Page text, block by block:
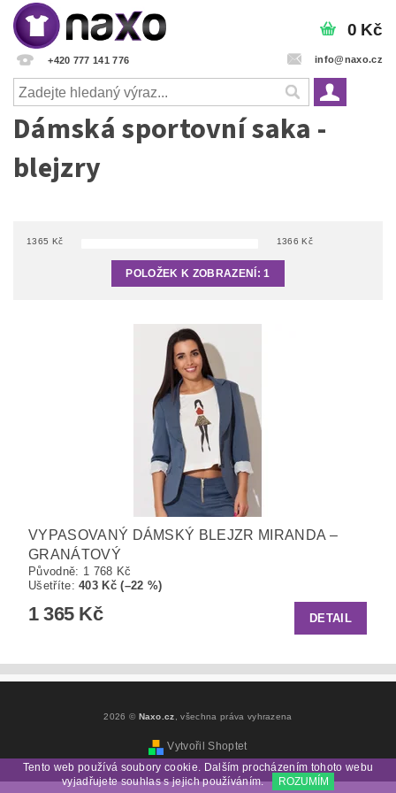
+420 777 141 776 info@naxo.cz
0 Kč
Dámská sportovní saka -
blejzry
1365 Kč 1366 Kč
POLOŽEK K ZOBRAZENÍ:1
VYPASOVANÝ DÁMSKÝ BLEJZR MIRANDA –
GRANÁTOVÝ
Původně: 1 768 Kč
Ušetříte:403 Kč (–22 %)
1 365 Kč DETAIL
2026 © Naxo.cz , všechna práva vyhrazena
Vytvořil Shoptet
Tento web používá soubory cookie. Dalším procházením tohoto webu
vyjadřujete souhlas s jejich používáním.
ROZUMÍM